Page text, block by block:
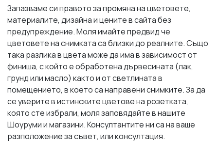
Запазваме си правото за промяна на цветовете,
материалите, дизайна и цените в сайта без
предупреждение. Моля имайте предвид че
цветовете на снимката са близки до реалните. Също
така разлика в цвета може да има в зависимост от
финиша, с който е обработена дървесината (лак,
грунд или масло) както и от светлината в
помещението, в което са направени снимките. За да
се уверите в истинските цветове на розетката,
която сте избрали, моля заповядайте в нашите
Шоуруми и магазини. Консултантите ни са на ваше
разположение за съвет, или консултация.